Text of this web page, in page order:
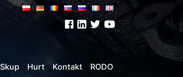
Skup Hurt Kontakt RODO